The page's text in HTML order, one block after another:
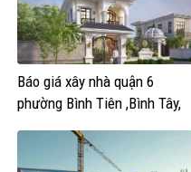
Báo giá xây nhà quận 6
phường Bình Tiên ,Bình Tây,